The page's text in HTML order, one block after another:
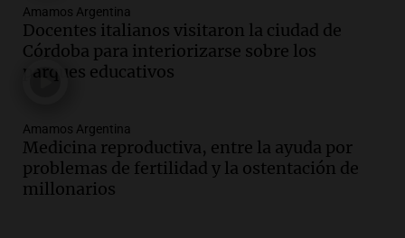
Amamos Argentina
Docentes italianos visitaron la ciudad de
Córdoba para interiorizarse sobre los
parques educativos
Amamos Argentina
Medicina reproductiva, entre la ayuda por
problemas de fertilidad y la ostentación de
millonarios